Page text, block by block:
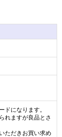
ドになります。
れますが良品とさ
ただきお買い求め